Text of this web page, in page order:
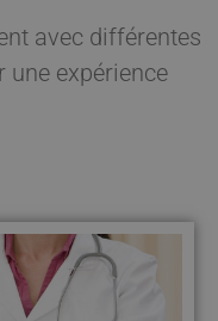
avec différentes
une expérience